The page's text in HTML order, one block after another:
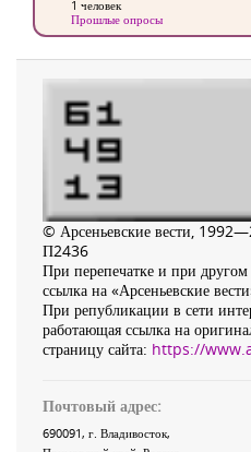
1 человек
Прошлые опросы
© Арсеньевские вести,
П2436
При перепечатке и при
ссылка на «Арсеньевские
При републикации в сети
работающая ссылка на
страницу сайта: https://
Почтовый адрес:
690091, г. Владивосток,